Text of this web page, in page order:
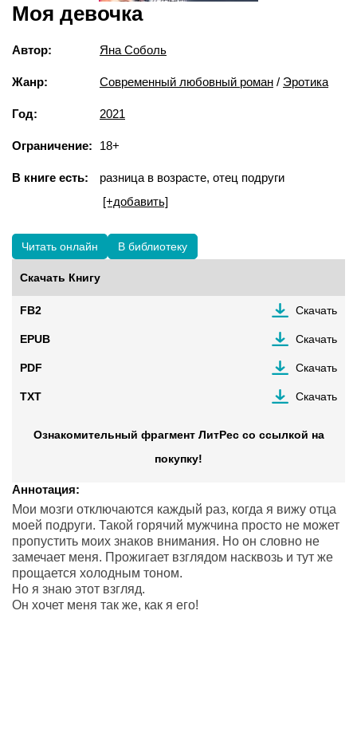
Моя девочка
Автор: Яна Соболь
Жанр: Современный любовный роман / Эротика
Год: 2021
Ограничение: 18+
В книге есть:
разница в возрасте, отец подруги
[+добавить]
Читать онлайн В библиотеку
Скачать Книгу
FB2 Скачать
EPUB Скачать
PDF Скачать
TXT Скачать
Ознакомительный фрагмент ЛитРес со ссылкой на
покупку!
Аннотация:
Мои мозги отключаются каждый раз, когда я вижу отца
моей подруги. Такой горячий мужчина просто не может
пропустить моих знаков внимания. Но он словно не
замечает меня. Прожигает взглядом насквозь и тут же
прощается холодным тоном.
Но я знаю этот взгляд.
Он хочет меня так же, как я его!